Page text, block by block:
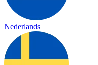
Nederlands